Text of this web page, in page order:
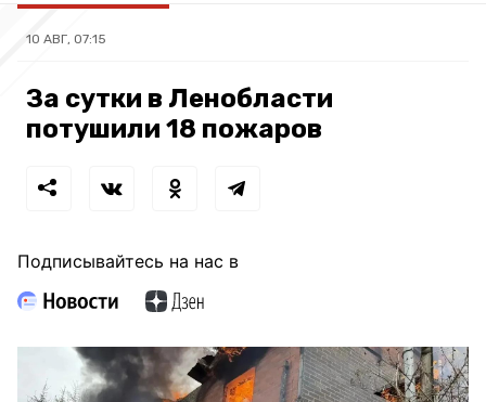
10 АВГ, 07:15
За сутки в Ленобласти
потушили 18 пожаров
Подписывайтесь на нас в